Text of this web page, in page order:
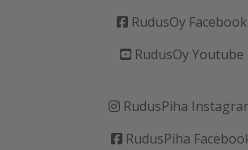
RudusOy Facebook
RudusOy Youtube
RudusPiha
RudusPiha